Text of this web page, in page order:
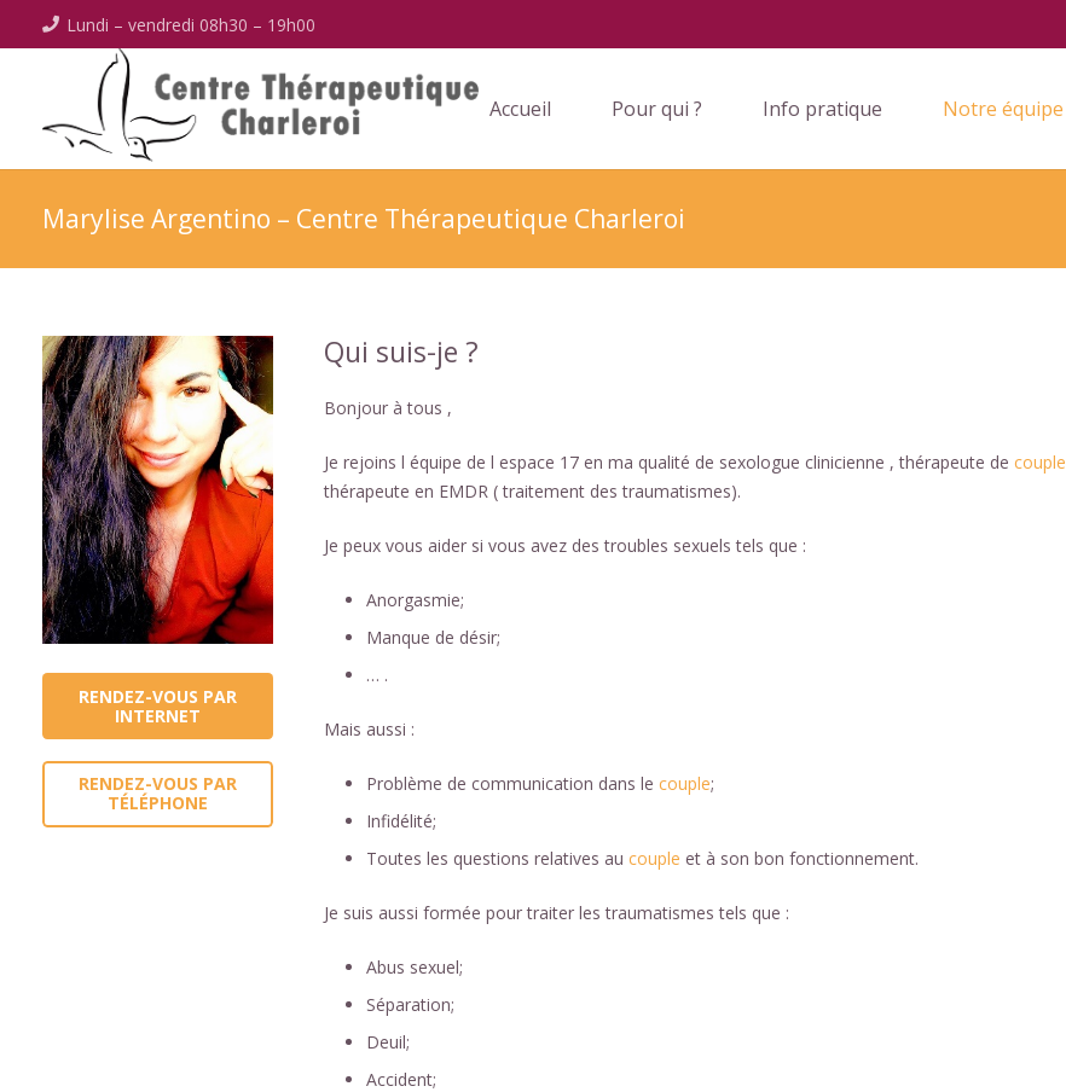
Lundi – vendredi 08h30 – 19h00
Accueil Pour qui ? Info pratique Notre équipe
Marylise Argentino – Centre Thérapeutique Charleroi
RENDEZ-VOUS PAR
INTERNET
RENDEZ-VOUS PAR
TÉLÉPHONE
Qui suis-je ?
Bonjour à tous ,
Je rejoins l équipe de l espace 17 en ma qualité de sexologue clinicienne , thérapeute decouple
thérapeute en EMDR ( traitement des traumatismes).
Je peux vous aider si vous avez des troubles sexuels tels que :
Anorgasmie;
Manque de désir;
… .
Mais aussi :
Problème de communication dans lecouple;
Infidélité;
Toutes les questions relatives aucouple et à son bon fonctionnement.
Je suis aussi formée pour traiter les traumatismes tels que :
Abus sexuel;
Séparation;
Deuil;
Accident;